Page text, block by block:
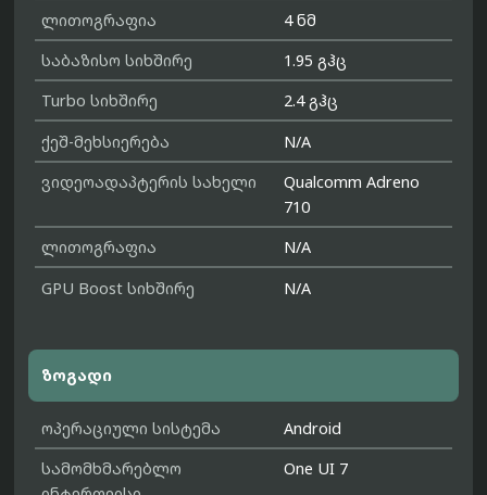
ლითოგრაფია
4 ნმ
საბაზისო სიხშირე
1.95 გჰც
Turbo სიხშირე
2.4 გჰც
ქეშ-მეხსიერება
N/A
ვიდეოადაპტერის სახელი
Qualcomm Adreno
710
ლითოგრაფია
N/A
GPU Boost სიხშირე
N/A
ზოგადი
ოპერაციული სისტემა
Android
სამომხმარებლო
One UI 7